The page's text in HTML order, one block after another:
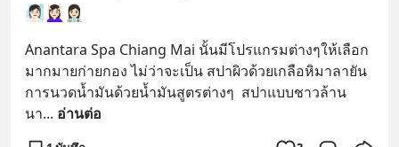
🧖🏻‍♀️💆🏻‍♀️👩🏻‍⚕️
Anantara Spa Chiang Mai นั้นมีโปรแกรมต่างๆให้เลือก
มากมายก่ายกอง ไม่ว่าจะเป็น สปาผิวด้วยเกลือหิมาลายัน
การนวดน้ำมันด้วยน้ำมันสูตรต่างๆ  สปาแบบชาวล้าน
นา... อ่านต่อ